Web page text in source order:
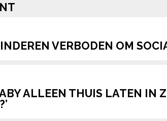
VERBODEN OM
ALLEEN THUIS LATEN IN